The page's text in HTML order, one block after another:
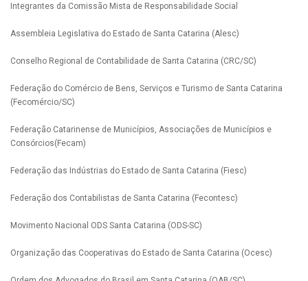
Integrantes da Comissão Mista de Responsabilidade Social
Assembleia Legislativa do Estado de Santa Catarina (Alesc)
Conselho Regional de Contabilidade de Santa Catarina (CRC/SC)
Federação do Comércio de Bens, Serviços e Turismo de Santa Catarina
(Fecomércio/SC)
Federação Catarinense de Municípios, Associações de Municípios e
Consórcios(Fecam)
Federação das Indústrias do Estado de Santa Catarina (Fiesc)
Federação dos Contabilistas de Santa Catarina (Fecontesc)
Movimento Nacional ODS Santa Catarina (ODS-SC)
Organização das Cooperativas do Estado de Santa Catarina (Ocesc)